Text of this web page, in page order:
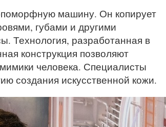
машину. Он копирует
губами и другими
Технология, разработанная в
конструкция позволяют
человека. Специалисты
создания искусственной кожи.